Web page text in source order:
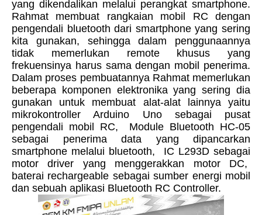
yang dikendalikan melalui perangkat smartphone.
Rahmat membuat rangkaian mobil RC dengan
pengendali bluetooth dari smartphone yang sering
kita gunakan, sehingga dalam penggunaannya
tidak memerlukan remote khusus yang
frekuensinya harus sama dengan mobil penerima.
Dalam proses pembuatannya Rahmat memerlukan
beberapa komponen elektronika yang sering dia
gunakan untuk membuat alat-alat lainnya yaitu
mikrokontroller Arduino Uno sebagai pusat
pengendali mobil RC, Module Bluetooth HC-05
sebagai penerima data yang dipancarkan
smartphone melalui bluetooth, IC L293D sebagai
motor driver yang menggerakkan motor DC,
baterai rechargeable sebagai sumber energi mobil
dan sebuah aplikasi Bluetooth RC Controller.